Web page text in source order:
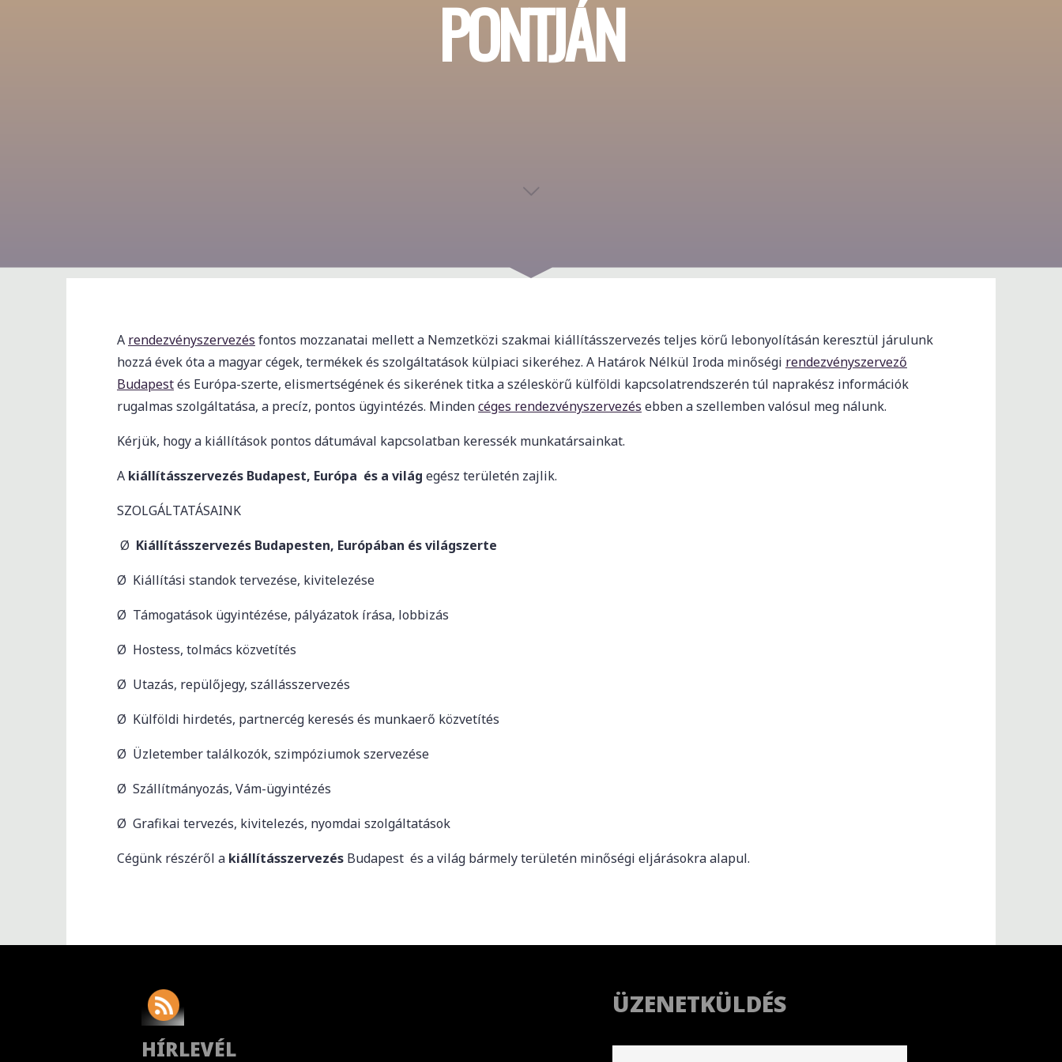
PONTJÁN
A rendezvényszervezés fontos mozzanatai mellett a Nemzetközi szakmai kiállításszervezés teljes körű lebonyolításán keresztül járulunk
hozzá évek óta a magyar cégek, termékek és szolgáltatások külpiaci sikeréhez. A Határok Nélkül Iroda minőségi rendezvényszervező
Budapestés Európa-szerte, elismertségének és sikerének titka a széleskörű külföldi kapcsolatrendszerén túl naprakész információk
rugalmas szolgáltatása, a precíz, pontos ügyintézés. Mindencéges rendezvényszervezés ebben a szellemben valósul meg nálunk.
Kérjük, hogy a kiállítások pontos dátumával kapcsolatban keressék munkatársainkat.
A kiállításszervezés Budapest, Európa és a világ egész területén zajlik.
SZOLGÁLTATÁSAINK
Ø Kiállításszervezés Budapesten, Európában és világszerte
Ø Kiállítási standok tervezése, kivitelezése
Ø Támogatások ügyintézése, pályázatok írása, lobbizás
Ø Hostess, tolmács közvetítés
Ø Utazás, repülőjegy, szállásszervezés
Ø Külföldi hirdetés, partnercég keresés és munkaerő közvetítés
Ø Üzletember találkozók, szimpóziumok szervezése
Ø Szállítmányozás, Vám-ügyintézés
Ø Grafikai tervezés, kivitelezés, nyomdai szolgáltatások
Cégünk részéről a kiállításszervezés Budapest és a világ bármely területén minőségi eljárásokra alapul.
HÍRLEVÉL
ÜZENETKÜLDÉS